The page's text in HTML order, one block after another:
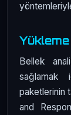
Bellek
paketlerinin
and